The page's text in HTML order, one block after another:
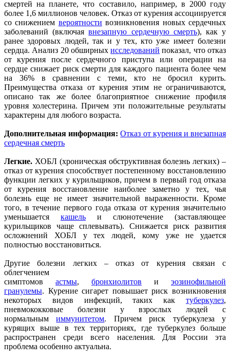
смертей на планете, что составило, например, в 2000 году
более 1,6 миллионов человек. Отказ от курения ассоциируется
со снижением вероятности возникновения новых сердечных
заболеваний (включаявнезапную сердечную смерть), как у
ранее здоровых людей, так и у тех, кто уже имеет болезни
сердца. Анализ 20 обширныхисследований показал, что отказ
от курения после сердечного приступа или операции на
сердце снижает риск смерти для каждого пациента более чем
на 36% в сравнении с теми, кто не бросил курить.
Преимущества отказа от курения этим не ограничиваются,
описано так же более благоприятное снижение профиля
уровня холестерина. Причем эти положительные результаты
характерны для любого возраста.
Дополнительная информация: Отказ от курения и внезапная
сердечная смерть
Легкие. ХОБЛ (хроническая обструктивная болезнь легких) –
отказ от курения способствует постепенному восстановлению
функции легких у курильщиков, причем в первый год отказа
от курения восстановление наиболее заметно у тех, чья
болезнь еще не имеет значительной выраженности. Кроме
того, в течение первого года отказа от курения значительно
уменьшается кашель и слюнотечение (заставляющее
курильщиков чаще сплевывать). Снижается риск развития
осложнений ХОБЛ у тех людей, кому уже не удается
полностью восстановиться.
Другие болезни легких – отказ от курения связан с
облегчением
симптомов астмы, бронхиолитов и эозинофильной
гранулемы. Курение сигарет повышает риск возникновения
некоторых видов инфекций, таких как туберкулез,
пневмококковые болезни у взрослых людей с
нормальнымиммунитетом. Причем риск туберкулеза у
курящих выше в тех территориях, где туберкулез больше
распространен среди всего населения. Для России эта
проблема особенно актуальна.